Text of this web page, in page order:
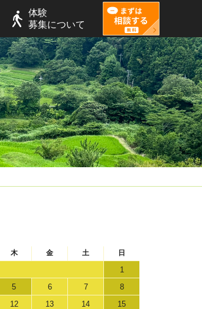
体験
募集について
木 金 土 日
1
5 6 7
8
12 13 14
15